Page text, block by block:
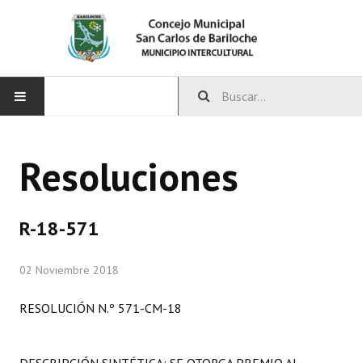
CONCEJO
Comisiones Especiales
Resoluciones
R-18-571
02 Noviembre 2018
RESOLUCIÓN N.º 571-CM-18